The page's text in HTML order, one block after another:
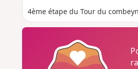
4ème étape du Tour du